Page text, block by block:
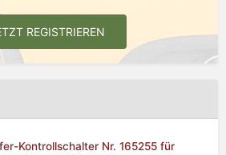
REGISTRIEREN
Kontrollschalter Nr. 165255 für